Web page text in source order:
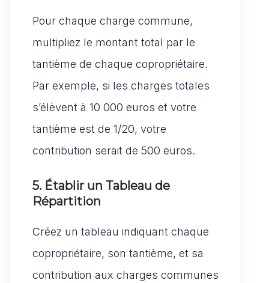
Pour chaque charge commune,
multipliez le montant total par le
tantième de chaque copropriétaire.
Par exemple, si les charges totales
s’élèvent à 10 000 euros et votre
tantième est de 1/20, votre
contribution serait de 500 euros.
5. Établir un Tableau de
Répartition
Créez un tableau indiquant chaque
copropriétaire, son tantième, et sa
contribution aux charges communes